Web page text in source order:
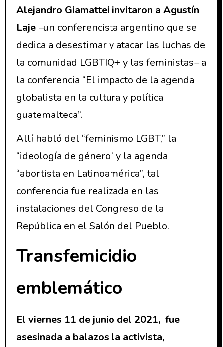
Alejandro Giamattei invitaron a Agustín
Laje –un conferencista argentino que se
dedica a desestimar y atacar las luchas de
la comunidad LGBTIQ+ y las feministas–a
la conferencia “El impacto de la agenda
globalista en la cultura y política
guatemalteca”.
Allí habló del “feminismo LGBT,” la
“ideología de género” y la agenda
“abortista en Latinoamérica”, tal
conferencia fue realizada en las
instalaciones del Congreso de la
República en el Salón del Pueblo.
Transfemicidio
emblemático
El viernes 11 de junio del 2021, fue
asesinada a balazos la activista,